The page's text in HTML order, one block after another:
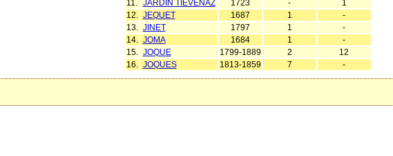
11.
JARDIN TIEVENAZ 1723 -
1
12.
JEQUET 1687 1
-
13.
JINET 1797 1
-
14.
JOMA 1684 1
-
15.
JOQUE 1799-1889 2
12
16.
JOQUES 1813-1859 7 -